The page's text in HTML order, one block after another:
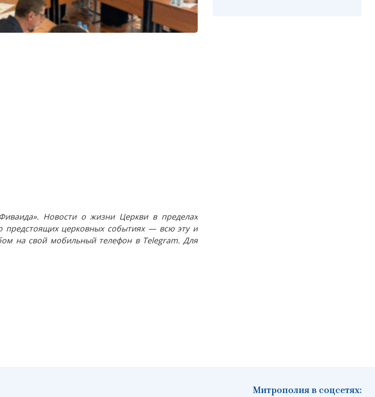
Новости о жизни Церкви в пределах
предстоящих церковных событиях — всю эту и
на свой мобильный телефон в Telegram. Для
Митрополия в соцсетях: